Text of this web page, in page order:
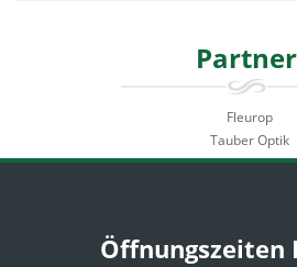
Partner
Fleurop
Tauber Optik
Öffnungszeiten